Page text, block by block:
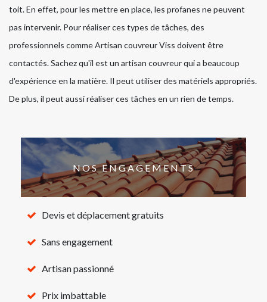
toit. En effet, pour les mettre en place, les profanes ne peuvent
pas intervenir. Pour réaliser ces types de tâches, des
professionnels comme Artisan couvreur Viss doivent être
contactés. Sachez qu'il est un artisan couvreur qui a beaucoup
d'expérience en la matière. Il peut utiliser des matériels appropriés.
De plus, il peut aussi réaliser ces tâches en un rien de temps.
NOS ENGAGEMENTS
Devis et déplacement gratuits
Sans engagement
Artisan passionné
Prix imbattable